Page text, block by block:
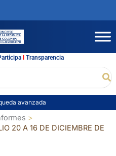
l Transparencia
avanzada
20 A 16 DE DICIEMBRE DE